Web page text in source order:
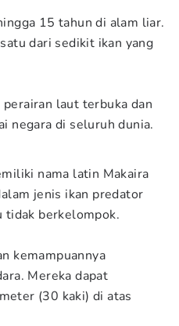
15 tahun di alam liar.
dari sedikit ikan yang
laut terbuka dan
negara di seluruh dunia.
nama latin Makaira
jenis ikan predator
tidak berkelompok.
kemampuannya
Mereka dapat
(30 kaki) di atas